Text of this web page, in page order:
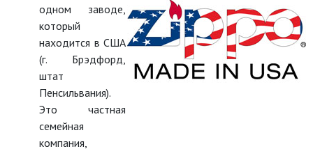
одном заводе,
который
находится в США
(г. Брэдфорд,
штат
Пенсильвания).
Это частная
семейная
компания,